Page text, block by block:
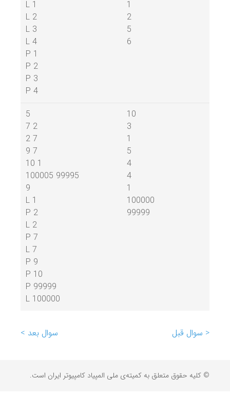
L 1
L 2
L 3
L 4
P 1
P 2
P 3
P 4
1
2
5
6
5
7 2
2 7
9 7
10 1
100005 99995
9
L 1
P 2
L 2
P 7
L 7
P 9
P 10
P 99999
L 100000
10
3
1
5
4
4
1
100000
99999
< سوال قبل سوال بعد >
© کلیه حقوق متعلق به کمیته‌ی ملی المپیاد کامپیوتر ایران است.